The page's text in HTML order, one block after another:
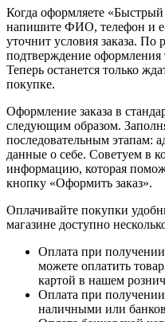
Когда оформляете
напишите ФИО, телефон и
уточнит условия заказа. По
подтверждение
Теперь останется только
покупке.
Оформление заказа в
следующим образом.
последовательным этапам:
данные о себе. Советуем в
информацию, которая
кнопку «Оформить заказ».
Оплачивайте покупки
магазине доступно
Оплата при
можете оплатить
картой в нашем
Оплата при
наличными или